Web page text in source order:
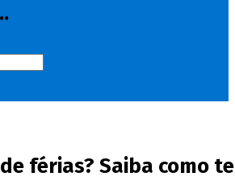
férias? Saiba como